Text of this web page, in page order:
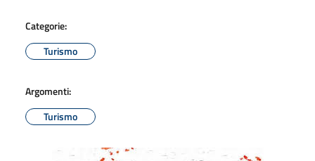
Categorie:
Turismo
Argomenti:
Turismo